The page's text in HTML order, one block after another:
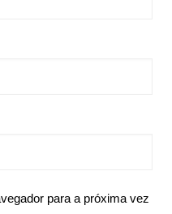
para a próxima vez